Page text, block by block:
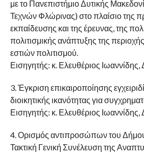
με το Πανεπιστήμιο Δυτικής
Τεχνών Φλώρινας) στο πλαίσιο της
εκπαίδευσης και της έρευνας, της
πολιτισμικής ανάπτυξης της
εστιών πολιτισμού.
Εισηγητής: κ. Ελευθέριος
3. Έγκριση επικαιροποίησης
διοικητικής ικανότητας για
Εισηγητής: κ. Ελευθέριος
4. Ορισμός αντιπροσώπων του
Τακτική Γενική Συνέλευση της